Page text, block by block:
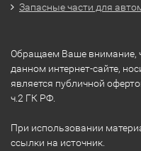
Запасные части для
Обращаем Ваше внимание,
данном интернет-сайте,
является публичной
ч.2 ГК РФ.
При использовании
ссылки на источник.